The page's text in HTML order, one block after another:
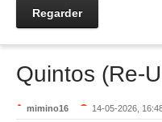
Regarder
Quintos (Re-
mimino16 14-05-2026,